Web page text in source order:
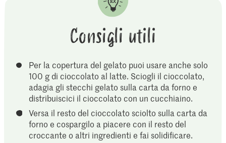
Consigli utili
Per la copertura del gelato puoi usare anche solo
100 g di cioccolato al latte. Sciogli il cioccolato,
adagia gli stecchi gelato sulla carta da forno e
distribuiscici il cioccolato con un cucchiaino.
Versa il resto del cioccolato sciolto sulla carta da
forno e cospargilo a piacere con il resto del
croccante o altri ingredienti e fai solidificare.